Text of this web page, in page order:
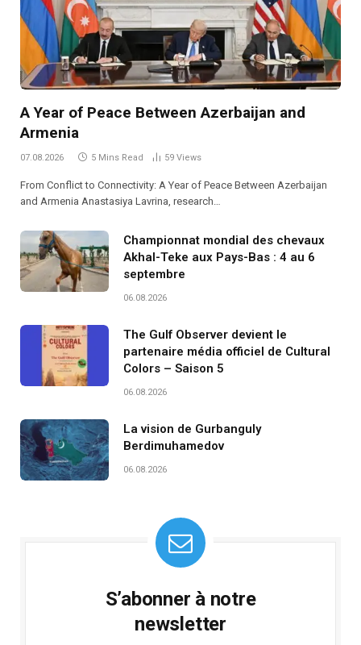
A Year of Peace Between Azerbaijan and
Armenia
07.08.2026 5 Mins Read 59 Views
From Conflict to Connectivity: A Year of Peace Between Azerbaijan
and Armenia Anastasiya Lavrina, research…
Championnat mondial des chevaux
Akhal-Teke aux Pays-Bas : 4 au 6
septembre
06.08.2026
The Gulf Observer devient le
partenaire média officiel de Cultural
Colors – Saison 5
06.08.2026
La vision de Gurbanguly
Berdimuhamedov
06.08.2026
S’abonner à notre
newsletter